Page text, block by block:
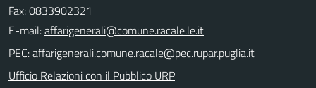
Fax: 0833902321
E-mail:
PEC:
Ufficio Relazioni con il Pubblico URP